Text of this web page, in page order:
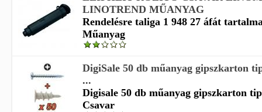
LINOTREND MŰANYAG
Rendelésre taliga 1 948 27 áfát
Műanyag
DigiSale 50 db műanyag gipszkarton
...
Digisale 50 db műanyag gipszkarton
Csavar